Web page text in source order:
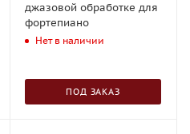
джазовой обработке для
фортепиано
Нет в наличии
ПОД ЗАКАЗ